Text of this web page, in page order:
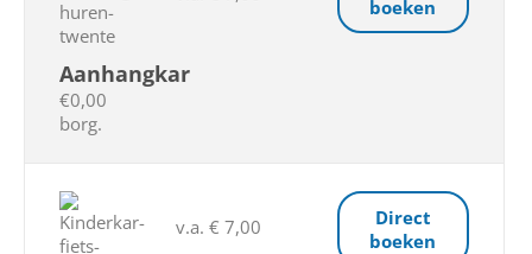
Aanhangkar
€0,00
borg.
boeken
v.a. € 7,00
Direct
boeken